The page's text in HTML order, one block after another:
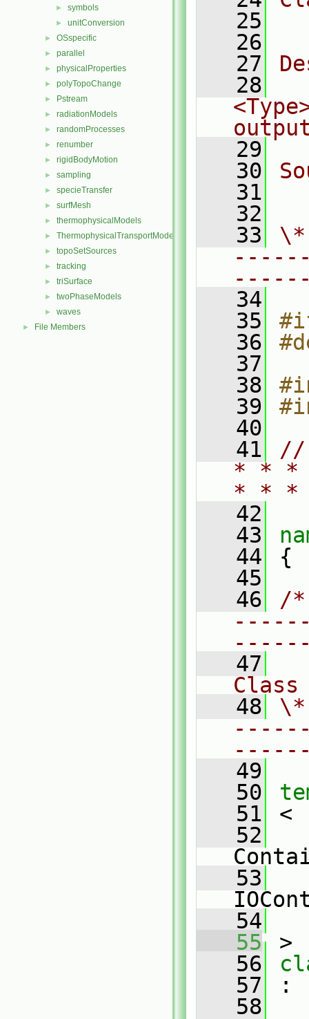
► symbols
► unitConversion
► OSspecific
► parallel
► physicalProperties
► polyTopoChange
► Pstream
► radiationModels
► randomProcesses
► renumber
► rigidBodyMotion
► sampling
► specieTransfer
► surfMesh
► thermophysicalModels
► ThermophysicalTransportModels
► topoSetSources
► tracking
► triSurface
► twoPhaseModels
► waves
► File Members
   25
   26
   27
   28
   29
   30
   31
   32
   33
   34
   35
   36
   37
   38
   39
   40
   41
//
* * *
* *
   42
   43
   44
{
   45
   46
/
   47
   48
   49
   50
   51
<
   52
   53
   54
   55
>
   56
   57
:
   58